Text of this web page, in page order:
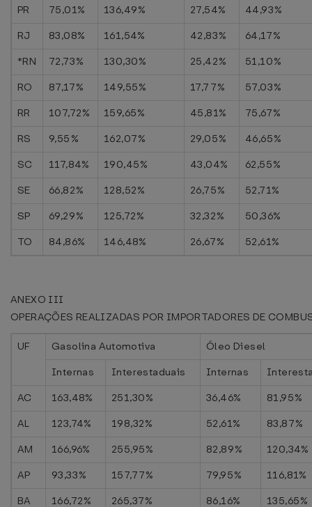
PR
75,01% 136,49% 27,54%
44,93%
RJ
83,08% 161,54% 42,83%
64,17%
*RN
72,73% 130,30% 25,42%
51,10%
RO
87,17% 149,55% 17,77%
57,03%
RR
107,72% 159,65% 45,81%
75,67%
RS
9,55% 162,07% 29,05%
46,65%
SC
117,84% 190,45% 43,04%
62,55%
SE
66,82% 128,52% 26,75%
52,71%
SP
69,29% 125,72% 32,32%
50,36%
TO
84,86% 146,48% 26,67% 52,61%
ANEXO III
OPERAÇÕES REALIZADAS POR IMPORTADORES DE
UF Gasolina Automotiva
Óleo Diesel
Internas
Interestaduais Internas
AC
163,48% 251,30% 36,46%
81,95%
AL
123,74% 198,32% 52,61%
83,87%
AM
166,96% 255,95% 82,89%
120,34%
AP
93,33% 157,77% 79,95%
116,81%
BA
166,72% 265,37% 86,16% 135,65%